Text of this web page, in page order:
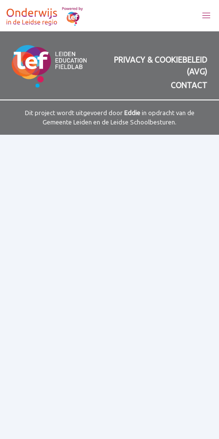
PRIVACY & COOKIEBELEID
(AVG)
CONTACT
Dit project wordt uitgevoerd door Eddiein opdracht van de
Gemeente Leiden en de Leidse Schoolbesturen.